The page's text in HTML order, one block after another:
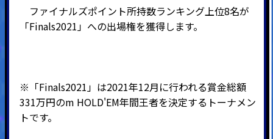
ファイナルズポイント所持数ランキング上位8名が
「Finals2021」への出場権を獲得します。
※「Finals2021」は2021年12月に行われる賞金総額
331万円のm HOLD'EM年間王者を決定するトーナメン
トです。